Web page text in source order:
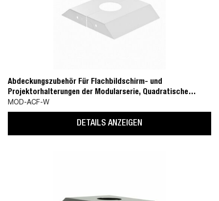
Abdeckungszubehör Für Flachbildschirm- und
Projektorhalterungen der Modularserie, Quadratische
Deckenplatte (MOD-CPF)
MOD-ACF-W
DETAILS ANZEIGEN